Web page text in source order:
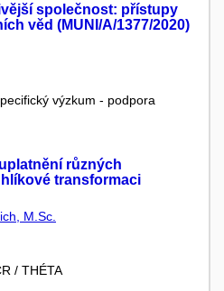
společnost: přístupy
věd (MUNI/A/1377/2020)
výzkum - podpora
různých
transformaci
M.Sc.
/ THÉTA